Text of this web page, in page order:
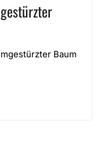
Baum